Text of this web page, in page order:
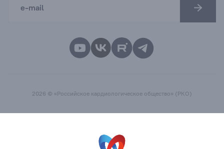
2026 © «Российское кардиологическое общество» (РКО)